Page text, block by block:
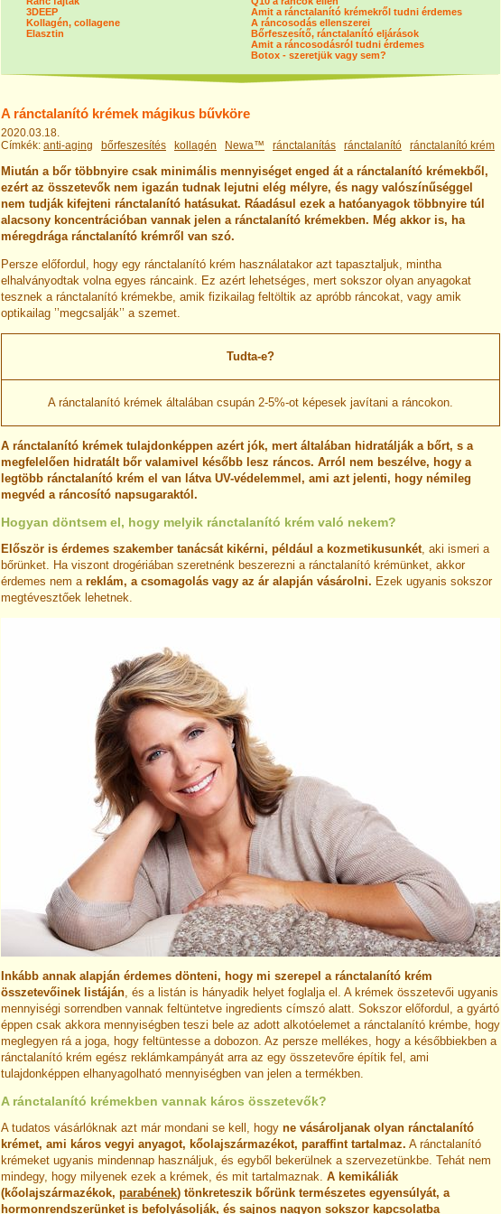
3DEEP
Kollagén, collagene
Elasztin
Amit a ránctalanító krémekről tudni érdemes
A ráncosodás ellenszerei
Bőrfeszesítő, ránctalanító eljárások
Amit a ráncosodásról tudni érdemes
Botox - szeretjük vagy sem?
A ránctalanító krémek mágikus bűvköre
2020.03.18.
Címkék: anti-aging bőrfeszesítés kollagén Newa™ ránctalanítás ránctalanító ránctalanító krém
Miután a bőr többnyire csak minimális mennyiséget enged át a ránctalanító krémekből,
ezért az összetevők nem igazán tudnak lejutni elég mélyre, és nagy valószínűséggel
nem tudják kifejteni ránctalanító hatásukat. Ráadásul ezek a hatóanyagok többnyire túl
alacsony koncentrációban vannak jelen a ránctalanító krémekben. Még akkor is, ha
méregdrága ránctalanító krémről van szó.
Persze előfordul, hogy egy ránctalanító krém használatakor azt tapasztaljuk, mintha
elhalványodtak volna egyes ráncaink. Ez azért lehetséges, mert sokszor olyan anyagokat
tesznek a ránctalanító krémekbe, amik fizikailag feltöltik az apróbb ráncokat, vagy amik
optikailag ’’megcsalják’’ a szemet.
Tudta-e?
A ránctalanító krémek általában csupán 2-5%-ot képesek javítani a ráncokon.
A ránctalanító krémek tulajdonképpen azért jók, mert általában hidratálják a bőrt, s a
megfelelően hidratált bőr valamivel később lesz ráncos. Arról nem beszélve, hogy a
legtöbb ránctalanító krém el van látva UV-védelemmel, ami azt jelenti, hogy némileg
megvéd a ráncosító napsugaraktól.
Hogyan döntsem el, hogy melyik ránctalanító krém való nekem?
Először is érdemes szakember tanácsát kikérni, például a kozmetikusunkét, aki ismeri a
bőrünket. Ha viszont drogériában szeretnénk beszerezni a ránctalanító krémünket, akkor
érdemes nem areklám, a csomagolás vagy az ár alapján vásárolni. Ezek ugyanis sokszor
megtévesztőek lehetnek.
Inkább annak alapján érdemes dönteni, hogy mi szerepel a ránctalanító krém
összetevőinek listáján, és a listán is hányadik helyet foglalja el. A krémek összetevői ugyanis
mennyiségi sorrendben vannak feltüntetve ingredients címszó alatt. Sokszor előfordul, a gyártó
éppen csak akkora mennyiségben teszi bele az adott alkotóelemet a ránctalanító krémbe, hogy
meglegyen rá a joga, hogy feltüntesse a dobozon. Az persze mellékes, hogy a későbbiekben a
ránctalanító krém egész reklámkampányát arra az egy összetevőre építik fel, ami
tulajdonképpen elhanyagolható mennyiségben van jelen a termékben.
A ránctalanító krémekben vannak káros összetevők?
A tudatos vásárlóknak azt már mondani se kell, hogy ne vásároljanak olyan ránctalanító
krémet, ami káros vegyi anyagot, kőolajszármazékot, paraffint tartalmaz. A ránctalanító
krémeket ugyanis mindennap használjuk, és egyből bekerülnek a szervezetünkbe. Tehát nem
mindegy, hogy milyenek ezek a krémek, és mit tartalmaznak. A kemikáliák
(kőolajszármazékok, parabének) tönkreteszik bőrünk természetes egyensúlyát, a
hormonrendszerünket is befolyásolják, és sajnos nagyon sokszor kapcsolatba